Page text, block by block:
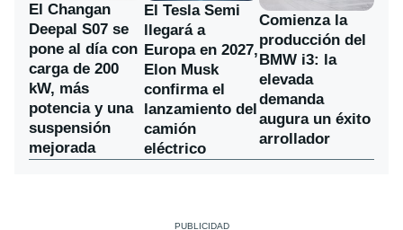
El Changan
Deepal S07 se
pone al día con
carga de 200
kW, más
potencia y una
suspensión
mejorada
El Tesla Semi
llegará a
Europa en 2027,
Elon Musk
confirma el
lanzamiento del
camión
eléctrico
Comienza la
producción del
BMW i3: la
elevada
demanda
augura un éxito
arrollador